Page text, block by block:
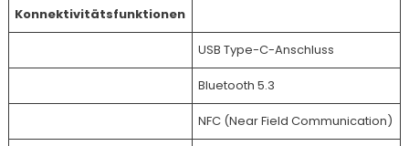
Konnektivitätsfunktionen
USB Type-C-Anschluss
Bluetooth 5.3
NFC (Near Field Communication)